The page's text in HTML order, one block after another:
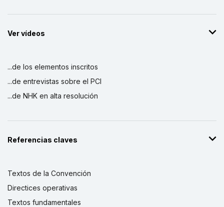
Ver vídeos
...de los elementos inscritos
...de entrevistas sobre el PCI
...de NHK en alta resolución
Referencias claves
Textos de la Convención
Directices operativas
Textos fundamentales